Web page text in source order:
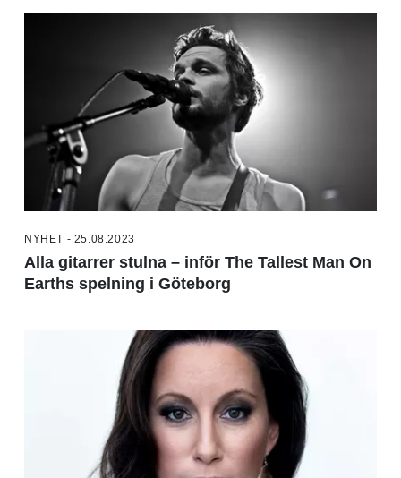
NYHET - 25.08.2023
Alla gitarrer stulna – inför The Tallest Man On
Earths spelning i Göteborg